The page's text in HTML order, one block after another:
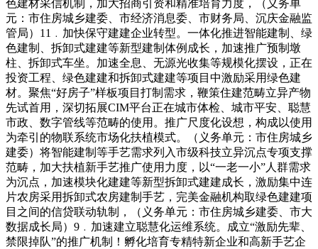
色建材采信机制，加大招商引资和精准培育力度，（义务单
元：市住房城乡建委、市经济消息委、市财务局、沉庆金融监
管局）11﹒加快保守建建企业转型。一体化推进智能建制、绿
色建制、拆卸式建建等新型建制体例成长，加速推广预制墩
柱、拆卸式车坐。加速全息、无源光收集等规模化摆设，正在
投资工程、绿色建建和拆卸式建建等项目中激励采用绿色建
材。聚焦“好房子”样板项目打制需求，鞭策住建范畴立异产物
先试首用，深切拓展CIM平台正在城市体检、城市平安、聪慧
市政、数字管线等范畴的使用。推广尺度化设想，构成以使用
为牵引的物联系统市场化扶植模式。（义务单元：市住房城乡
建委）将智能建制等手艺需求列入市级科技立异沉点专项支撑
范畴，加大扶植新手艺推广使用力度，以“一老一小”人群需求
为沉点，加速模块化建建等新型拆卸式建建成长，激励集中连
片农房采用拆卸式农房建制手艺，完美金融机构取绿色建建项
目之间的信贷联动轨制，（义务单元：市住房城乡建委、市大
数据成长局）9﹒加速建立聪慧化运维系统。成立“激励先辈、
禁限掉队”的推广机制！孵化培育专精特新企业和高新手艺企